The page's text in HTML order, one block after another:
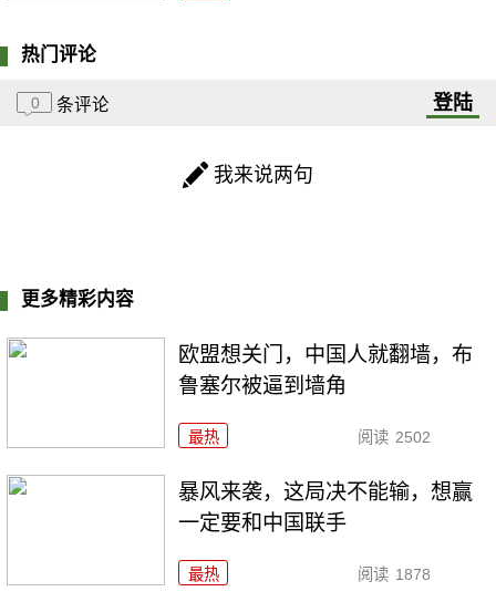
热门评论
0 条评论 登陆
我来说两句
更多精彩内容
欧盟想关门，中国人就翻墙，布
鲁塞尔被逼到墙角
最热 阅读 2502
暴风来袭，这局决不能输，想赢
一定要和中国联手
最热 阅读 1878